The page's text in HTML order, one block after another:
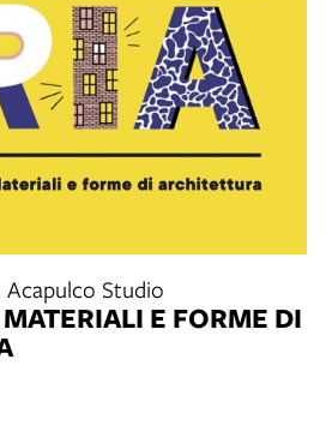
Acapulco Studio
E FORME DI